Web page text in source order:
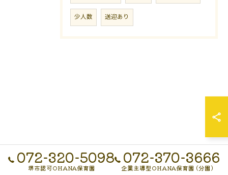
少人数 送迎あり
072-320-5098
堺市認可OHANA保育園
072-370-3666
企業主導型OHANA保育園 (分園)